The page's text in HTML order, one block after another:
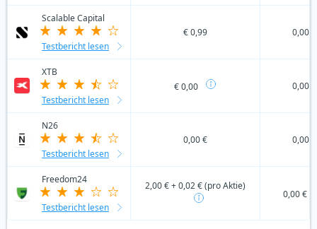
Scalable Capital
Testbericht lesen
€ 0,99 0,00 €
XTB
Testbericht lesen
€ 0,00 0,00 €
N26
Testbericht lesen
0,00 € 0,00 €
Freedom24
Testbericht lesen
2,00 € + 0,02 € (pro Aktie)
0,00 €